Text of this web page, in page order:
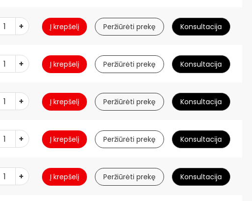
+ Į krepšelį Peržiūrėti prekę Konsultacija
+ Į krepšelį Peržiūrėti prekę Konsultacija
+ Į krepšelį Peržiūrėti prekę Konsultacija
+ Į krepšelį Peržiūrėti prekę Konsultacija
+ Į krepšelį Peržiūrėti prekę Konsultacija